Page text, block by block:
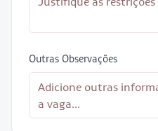
Outras Observações